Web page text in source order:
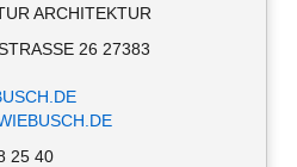
ARCHITEKTUR
26 27383
25 40